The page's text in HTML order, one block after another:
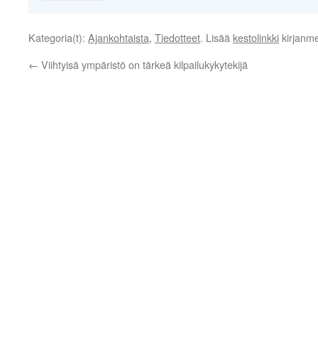
Kategoria(t): Ajankohtaista, Tiedotteet. Lisää kestolinkki
← Viihtyisä ympäristö on tärkeä kilpailukykytekijä